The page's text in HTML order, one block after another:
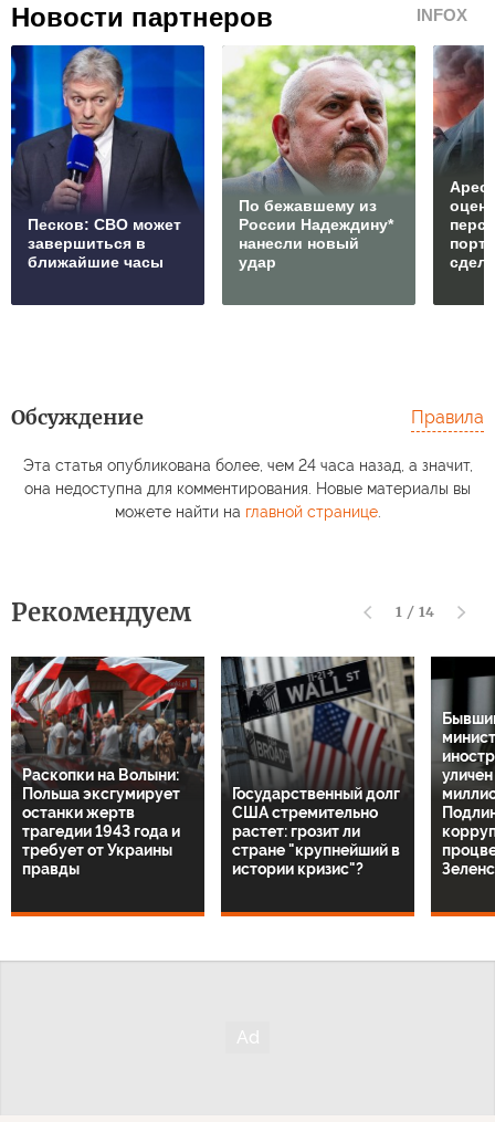
Новости партнеров INFOX
Песков: СВО может
завершиться в
ближайшие часы
По бежавшему из
России Надеждину*
нанесли новый
удар
Обсуждение Правила
Эта статья опубликована более, чем 24 часа назад, а значит,
она недоступна для комментирования. Новые материалы вы
можете найти на главной странице.
Рекомендуем 1 / 14
Раскопки на Волыни:
Польша эксгумирует
останки жертв
трагедии 1943 года и
требует от Украины
правды
Государственный долг
США стремительно
растет: грозит ли
стране "крупнейший в
истории кризис"?